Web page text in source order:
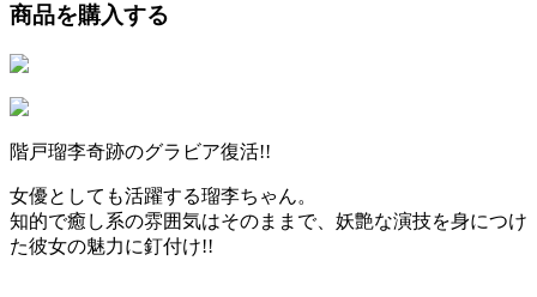
商品を購入する
階戸瑠李奇跡のグラビア復活!!
女優としても活躍する瑠李ちゃん。
知的で癒し系の雰囲気はそのままで、妖艶な演技を身につけ
た彼女の魅力に釘付け!!